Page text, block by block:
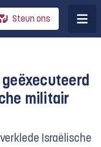
Steun ons
militair
Israëlische